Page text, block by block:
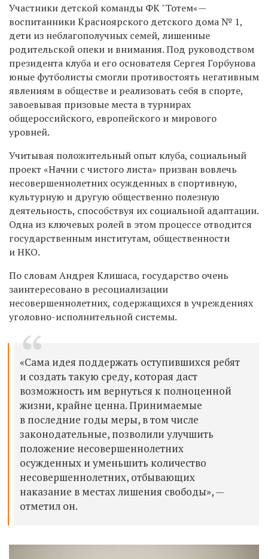
Участники детской команды ФК "Тотем«—
воспитанники Красноярского детского дома № 1,
дети из неблагополучных семей, лишенные
родительской опеки и внимания. Под руководством
президента клуба и его основателя Сергея Горбунова
юные футболисты смогли противостоять негативным
явлениям в обществе и реализовать себя в спорте,
завоевывая призовые места в турнирах
общероссийского, европейского и мирового
уровней.
Учитывая положительный опыт клуба, социальный
проект «Начни с чистого листа» призван вовлечь
несовершеннолетних осужденных в спортивную,
культурную и другую общественно полезную
деятельность, способствуя их социальной адаптации.
Одна из ключевых ролей в этом процессе отводится
государственным институтам, общественности
и НКО.
По словам Андрея Клишаса, государство очень
заинтересовано в ресоциализации
несовершеннолетних, содержащихся в учреждениях
уголовно-исполнительной системы.
«Сама идея поддержать оступившихся ребят
и создать такую среду, которая даст
возможность им вернуться к полноценной
жизни, крайне ценна. Принимаемые
в последние годы меры, в том числе
законодательные, позволили улучшить
положение несовершеннолетних
осужденных и уменьшить количество
несовершеннолетних, отбывающих
наказание в местах лишения свободы», —
отметил он.